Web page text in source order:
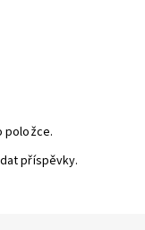
položce.
příspěvky.